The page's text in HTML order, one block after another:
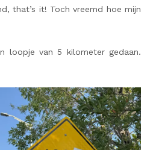
that’s it! Toch vreemd hoe mijn
loopje van 5 kilometer gedaan.